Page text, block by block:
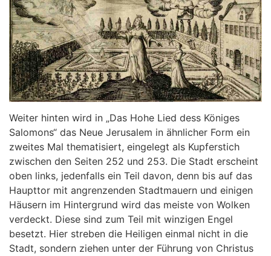
Weiter hinten wird in „Das Hohe Lied dess Königes
Salomons“ das Neue Jerusalem in ähnlicher Form ein
zweites Mal thematisiert, eingelegt als Kupferstich
zwischen den Seiten 252 und 253. Die Stadt erscheint
oben links, jedenfalls ein Teil davon, denn bis auf das
Haupttor mit angrenzenden Stadtmauern und einigen
Häusern im Hintergrund wird das meiste von Wolken
verdeckt. Diese sind zum Teil mit winzigen Engel
besetzt. Hier streben die Heiligen einmal nicht in die
Stadt, sondern ziehen unter der Führung von Christus